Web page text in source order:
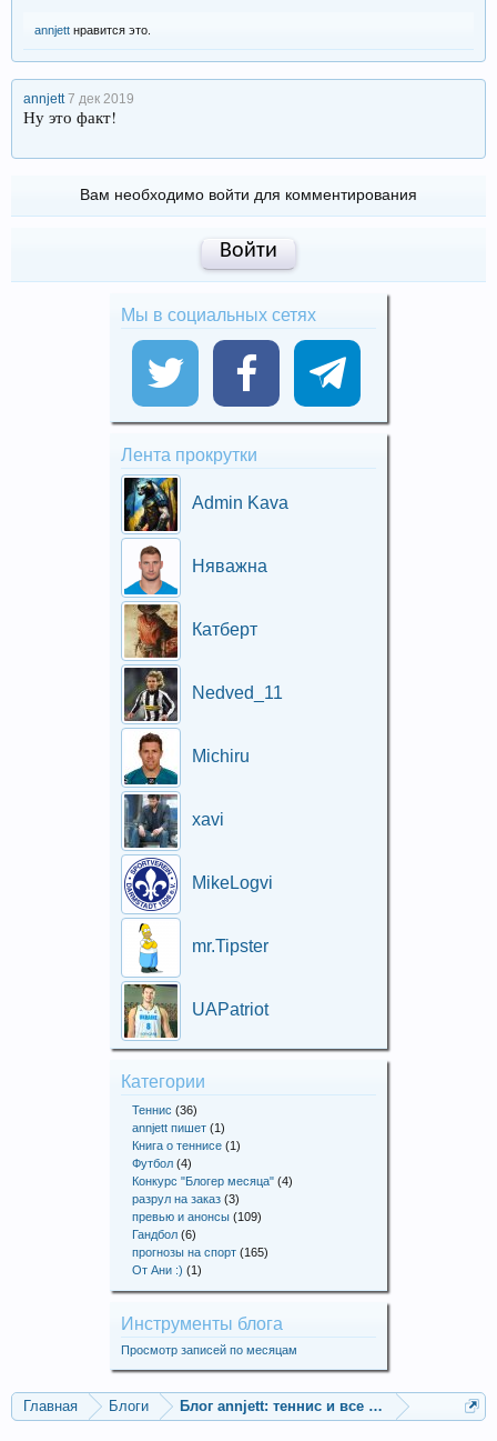
annjett нравится это.
annjett 7 дек 2019
Ну это факт!
Вам необходимо войти для комментирования
Войти
Мы в социальных сетях
Лента прокрутки
Admin Kava
Няважна
Катберт
Nedved_11
Michiru
xavi
MikeLogvi
mr.Tipster
UAPatriot
Категории
Теннис (36)
annjett пишет (1)
Книга о теннисе (1)
Футбол (4)
Конкурс "Блогер месяца" (4)
разрул на заказ (3)
превью и анонсы (109)
Гандбол (6)
прогнозы на спорт (165)
От Ани :) (1)
Инструменты блога
Просмотр записей по месяцам
Главная Блоги Блог annjett: теннис и все такое прочее